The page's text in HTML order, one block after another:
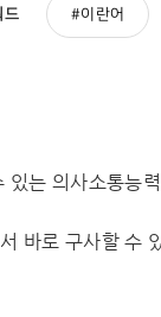
드 이란어
는 의사소통능
바로 구사할 수